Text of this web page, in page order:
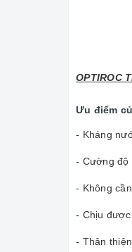
OPTIROC
Ưu điểm
- Kháng
- Cường độ
- Không
- Chịu
- Thân